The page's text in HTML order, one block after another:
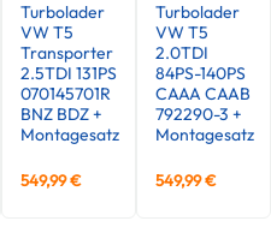
Turbolader
VW T5
Transporter
2.5TDI 131PS
070145701R
BNZ BDZ +
Montagesatz
549,99€
Turbolader
VW T5
2.0TDI
84PS-140PS
CAAA CAAB
792290-3 +
Montagesatz
549,99€